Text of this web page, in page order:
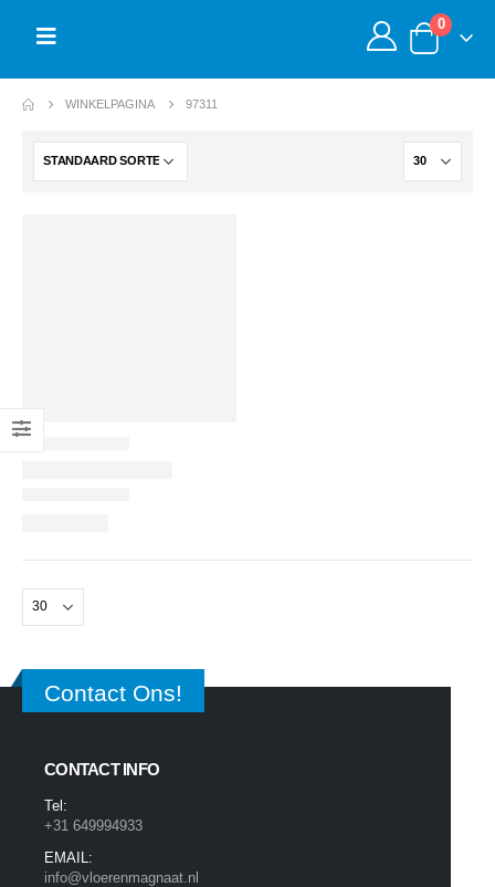
0
WINKELPAGINA 97311
Contact Ons!
CONTACT INFO
Tel:
+31 649994933
EMAIL:
info@vloerenmagnaat.nl